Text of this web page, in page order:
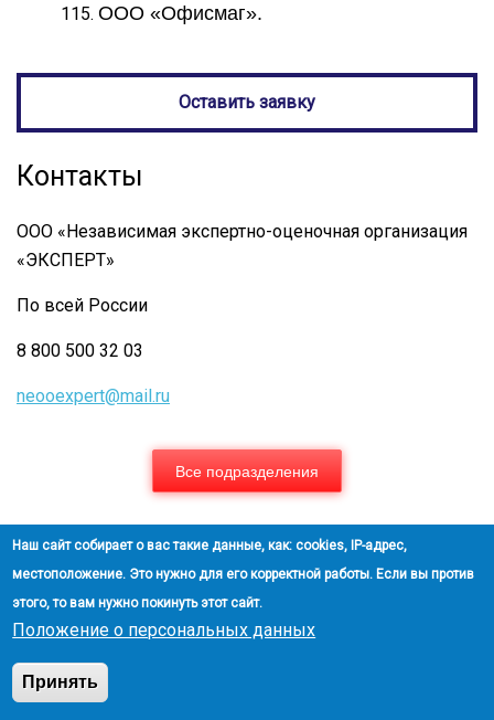
ООО «Офисмаг».
Оставить заявку
Контакты
ООО «Независимая экспертно-оценочная организация
«ЭКСПЕРТ»
По всей России
8 800 500 32 03
neooexpert@mail.ru
Все подразделения
Новости
04.08.26
В г. Симферополь проводится оценка жилого дома
30.07.26
В г. Луганске проведены оценки недвижимого
Наш сайт собирает о вас такие данные, как: cookies, IP-адрес,
местоположение. Это нужно для его корректной работы. Если вы против
этого, то вам нужно покинуть этот сайт.
Положение о персональных данных
Принять